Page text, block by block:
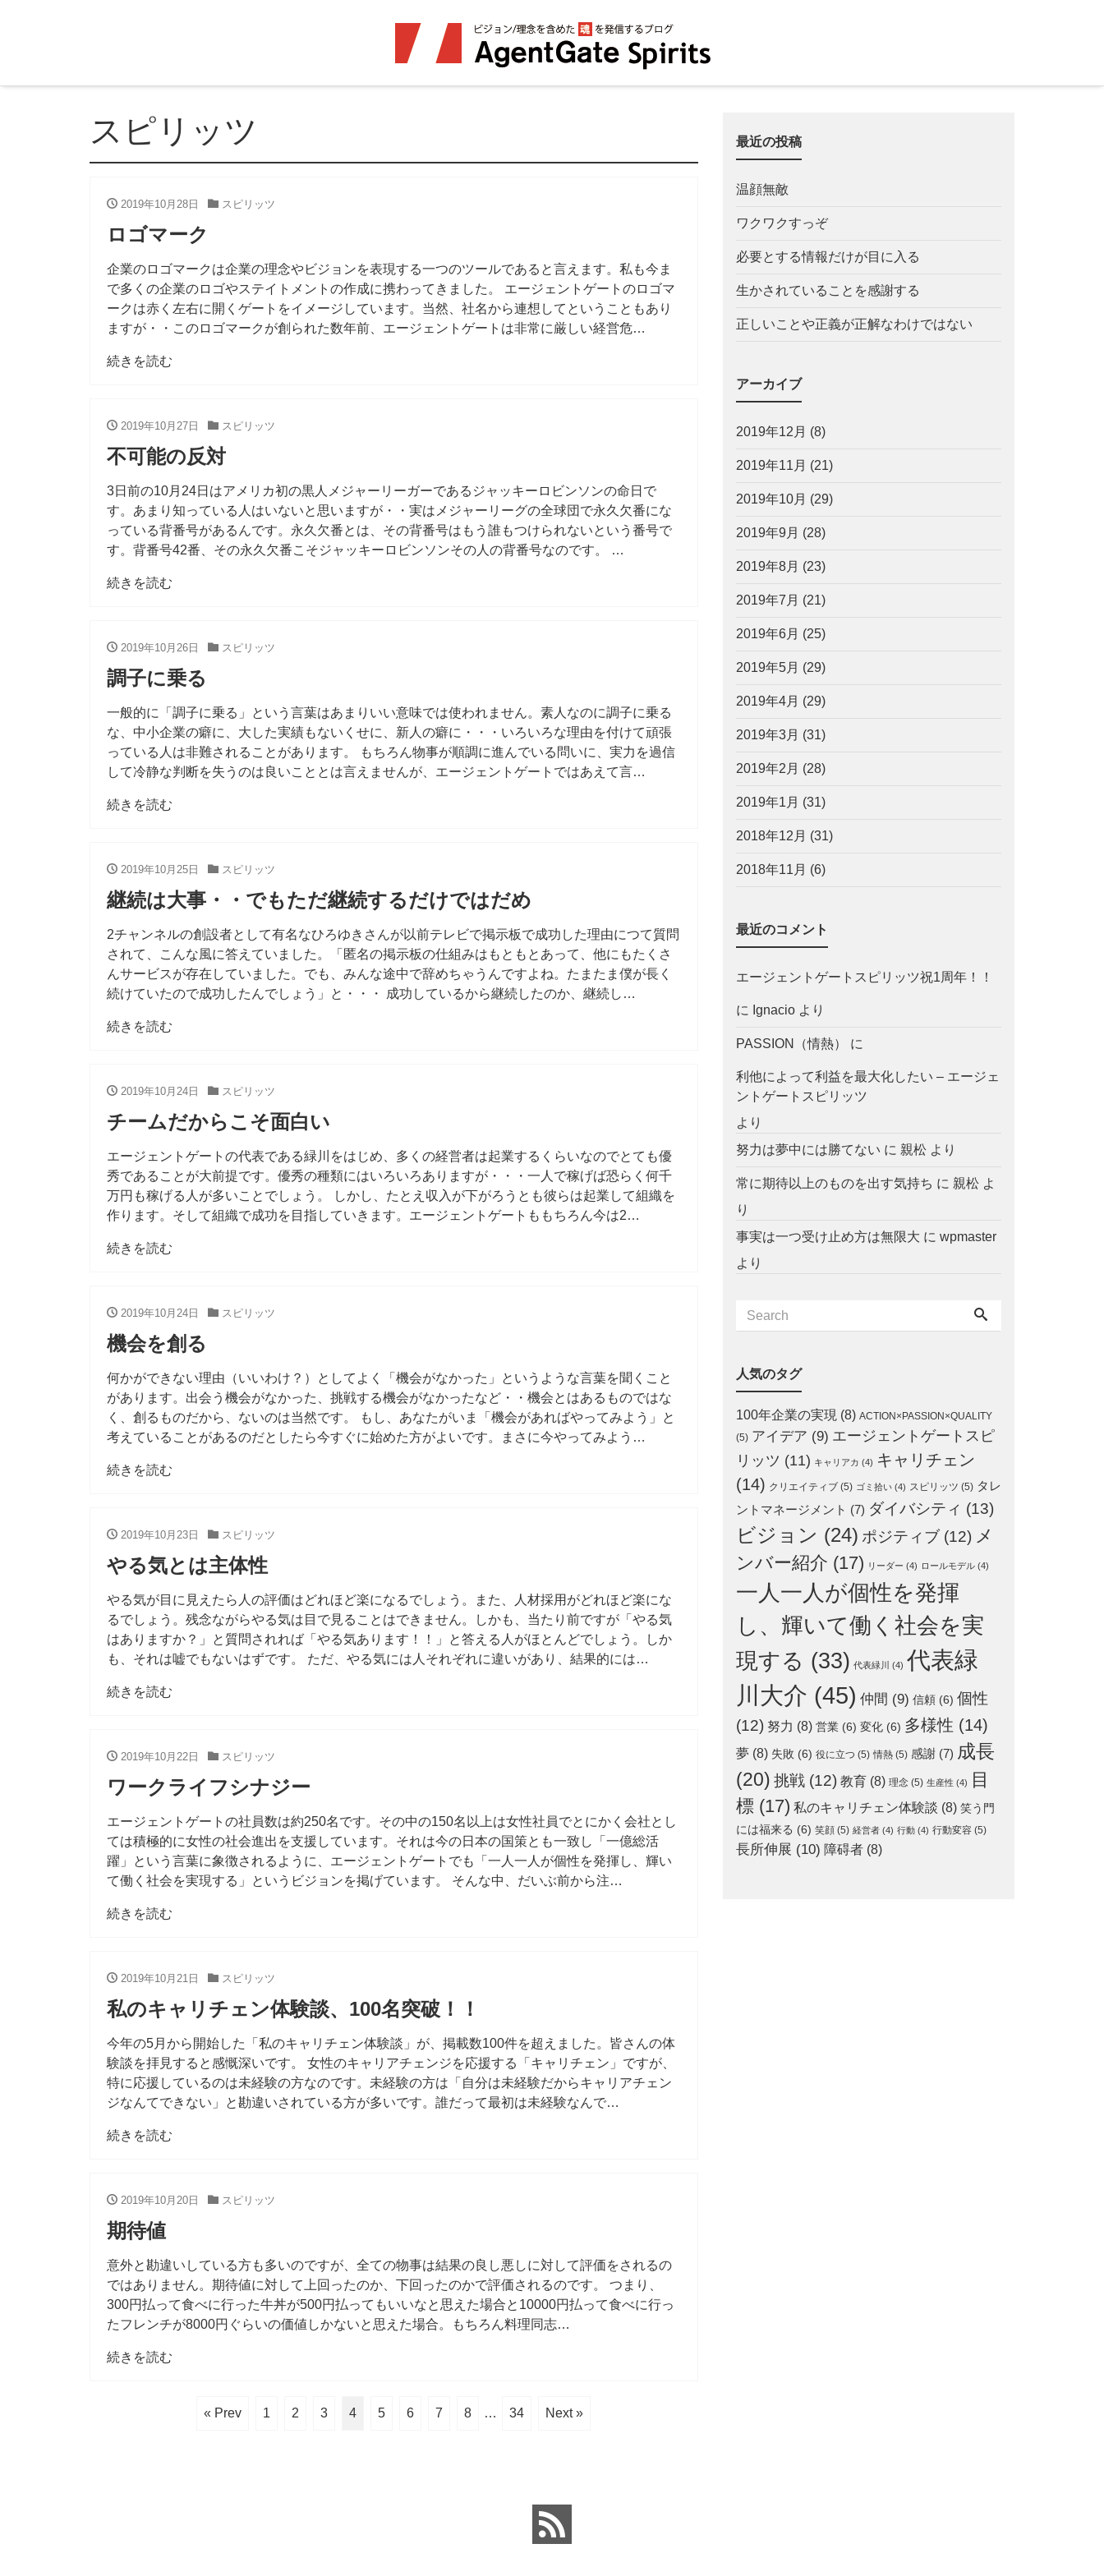
スピリッツ
2019年10月28日 スピリッツ
ロゴマーク
企業のロゴマークは企業の理念やビジョンを表現する一つのツールであると言えます。私も今ま
で多くの企業のロゴやステイトメントの作成に携わってきました。 エージェントゲートのロゴマ
ークは赤く左右に開くゲートをイメージしています。当然、社名から連想してということもあり
ますが・・このロゴマークが創られた数年前、エージェントゲートは非常に厳しい経営危…
続きを読む
2019年10月27日 スピリッツ
不可能の反対
3日前の10月24日はアメリカ初の黒人メジャーリーガーであるジャッキーロビンソンの命日で
す。あまり知っている人はいないと思いますが・・実はメジャーリーグの全球団で永久欠番にな
っている背番号があるんです。永久欠番とは、その背番号はもう誰もつけられないという番号で
す。背番号42番、その永久欠番こそジャッキーロビンソンその人の背番号なのです。 …
続きを読む
2019年10月26日 スピリッツ
調子に乗る
一般的に「調子に乗る」という言葉はあまりいい意味では使われません。素人なのに調子に乗る
な、中小企業の癖に、大した実績もないくせに、新人の癖に・・・いろいろな理由を付けて頑張
っている人は非難されることがあります。 もちろん物事が順調に進んでいる問いに、実力を過信
して冷静な判断を失うのは良いこととは言えませんが、エージェントゲートではあえて言…
続きを読む
2019年10月25日 スピリッツ
継続は大事・・でもただ継続するだけではだめ
2チャンネルの創設者として有名なひろゆきさんが以前テレビで掲示板で成功した理由につて質問
されて、こんな風に答えていました。「匿名の掲示板の仕組みはもともとあって、他にもたくさ
んサービスが存在していました。でも、みんな途中で辞めちゃうんですよね。たまたま僕が長く
続けていたので成功したんでしょう」と・・・ 成功しているから継続したのか、継続し…
続きを読む
2019年10月24日 スピリッツ
チームだからこそ面白い
エージェントゲートの代表である緑川をはじめ、多くの経営者は起業するくらいなのでとても優
秀であることが大前提です。優秀の種類にはいろいろありますが・・・一人で稼げば恐らく何千
万円も稼げる人が多いことでしょう。 しかし、たとえ収入が下がろうとも彼らは起業して組織を
作ります。そして組織で成功を目指していきます。エージェントゲートももちろん今は2…
続きを読む
2019年10月24日 スピリッツ
機会を創る
何かができない理由（いいわけ？）としてよく「機会がなかった」というような言葉を聞くこと
があります。出会う機会がなかった、挑戦する機会がなかったなど・・機会とはあるものではな
く、創るものだから、ないのは当然です。 もし、あなたがいま「機会があればやってみよう」と
考えていることがあるのだとしたら今すぐに始めた方がよいです。まさに今やってみよう…
続きを読む
2019年10月23日 スピリッツ
やる気とは主体性
やる気が目に見えたら人の評価はどれほど楽になるでしょう。また、人材採用がどれほど楽にな
るでしょう。残念ながらやる気は目で見ることはできません。しかも、当たり前ですが「やる気
はありますか？」と質問されれば「やる気あります！！」と答える人がほとんどでしょう。しか
も、それは嘘でもないはずです。 ただ、やる気には人それぞれに違いがあり、結果的には…
続きを読む
2019年10月22日 スピリッツ
ワークライフシナジー
エージェントゲートの社員数は約250名です。その中の150名以上は女性社員でとにかく会社とし
ては積極的に女性の社会進出を支援しています。それは今の日本の国策とも一致し「一億総活
躍」という言葉に象徴されるように、エージェントゲートでも「一人一人が個性を発揮し、輝い
て働く社会を実現する」というビジョンを掲げています。 そんな中、だいぶ前から注…
続きを読む
2019年10月21日 スピリッツ
私のキャリチェン体験談、100名突破！！
今年の5月から開始した「私のキャリチェン体験談」が、掲載数100件を超えました。皆さんの体
験談を拝見すると感慨深いです。 女性のキャリアチェンジを応援する「キャリチェン」ですが、
特に応援しているのは未経験の方なのです。未経験の方は「自分は未経験だからキャリアチェン
ジなんてできない」と勘違いされている方が多いです。誰だって最初は未経験なんで…
続きを読む
2019年10月20日 スピリッツ
期待値
意外と勘違いしている方も多いのですが、全ての物事は結果の良し悪しに対して評価をされるの
ではありません。期待値に対して上回ったのか、下回ったのかで評価されるのです。 つまり、
300円払って食べに行った牛丼が500円払ってもいいなと思えた場合と10000円払って食べに行っ
たフレンチが8000円ぐらいの価値しかないと思えた場合。もちろん料理同志…
続きを読む
« Prev 1 2 3 4 5 6 7 8 … 34 Next »
最近の投稿
温顔無敵
ワクワクすっぞ
必要とする情報だけが目に入る
生かされていることを感謝する
正しいことや正義が正解なわけではない
アーカイブ
2019年12月 (8)
2019年11月 (21)
2019年10月 (29)
2019年9月 (28)
2019年8月 (23)
2019年7月 (21)
2019年6月 (25)
2019年5月 (29)
2019年4月 (29)
2019年3月 (31)
2019年2月 (28)
2019年1月 (31)
2018年12月 (31)
2018年11月 (6)
最近のコメント
エージェントゲートスピリッツ祝1周年！！
に Ignacioより
PASSION（情熱） に
利他によって利益を最大化したい – エージェ
ントゲートスピリッツ
より
努力は夢中には勝てない に 親松より
常に期待以上のものを出す気持ち に 親松よ
り
事実は一つ受け止め方は無限大 に wpmaster
より
人気のタグ
100年企業の実現 (8) ACTION×PASSION×QUALITY
(5) アイデア (9) エージェントゲートスピ
リッツ (11) キャリアカ (4) キャリチェン
(14) クリエイティブ(5) ゴミ拾い(4) スピリッツ (5) タレ
ントマネージメント (7) ダイバシティ (13)
ビジョン (24) ポジティブ(12) メ
ンバー紹介 (17) リーダー (4) ロールモデル(4)
一人一人が個性を発揮
し、輝いて働く社会を実
現する (33) 代表緑川 (4) 代表緑
川大介 (45) 仲間 (9) 信頼 (6) 個性
(12) 努力 (8) 営業(6) 変化(6) 多様性 (14)
夢(8) 失敗 (6) 役に立つ (5) 情熱(5) 感謝(7) 成長
(20) 挑戦(12) 教育(8) 理念(5) 生産性 (4)
目
標 (17) 私のキャリチェン体験談 (8) 笑う門
には福来る (6) 笑顔(5) 経営者(4) 行動(4) 行動変容(5)
長所伸展 (10) 障碍者(8)